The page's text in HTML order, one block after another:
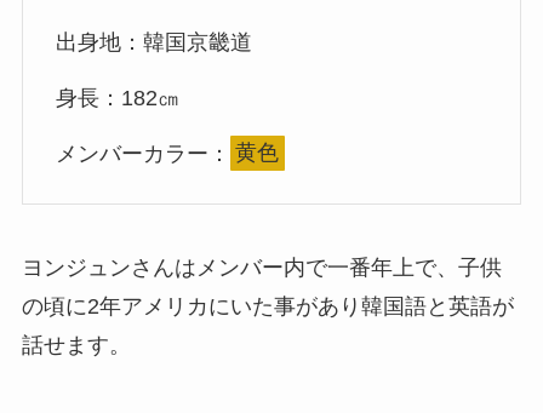
出身地：韓国京畿道
身長：182㎝
メンバーカラー： 黄色
ヨンジュンさんはメンバー内で一番年上で、子供
の頃に2年アメリカにいた事があり韓国語と英語が
話せます。